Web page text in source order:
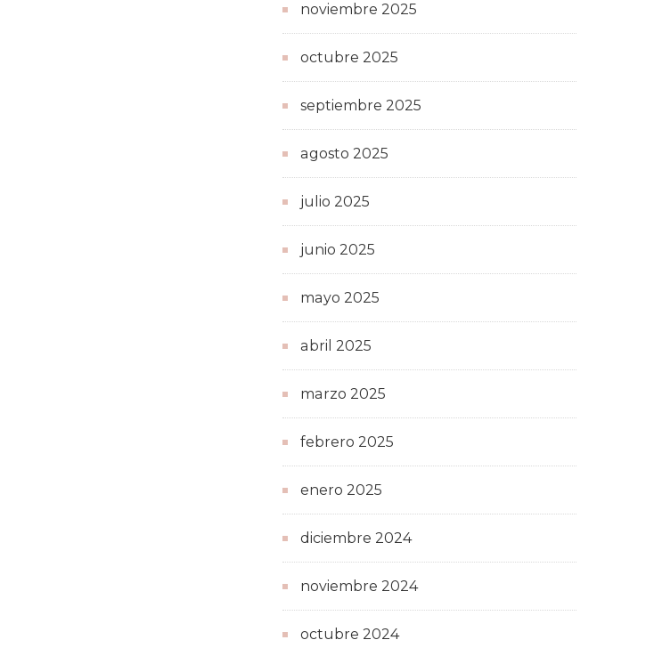
noviembre 2025
octubre 2025
septiembre 2025
agosto 2025
julio 2025
junio 2025
mayo 2025
abril 2025
marzo 2025
febrero 2025
enero 2025
diciembre 2024
noviembre 2024
octubre 2024